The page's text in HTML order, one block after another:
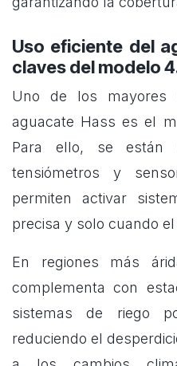
Uso eficiente del
claves del modelo
Uno de los
aguacate Hass es el
Para ello, se están
tensiómetros y
permiten activar
precisa y solo cuando
En regiones más
complementa con
sistemas de riego
reduciendo el